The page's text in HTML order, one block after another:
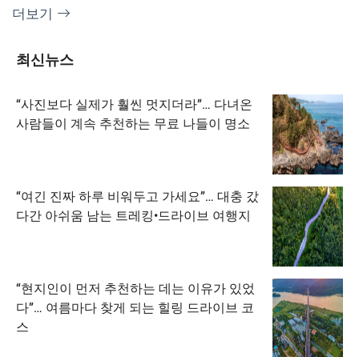
더보기
최신뉴스
“사진보다 실제가 훨씬 멋지더라”… 다녀온
사람들이 계속 추천하는 무료 나들이 명소
“여긴 진짜 하루 비워두고 가세요”… 대충 갔
다간 아쉬움 남는 트레킹•드라이브 여행지
“현지인이 먼저 추천하는 데는 이유가 있었
다”… 여름마다 찾게 되는 힐링 드라이브 코
스